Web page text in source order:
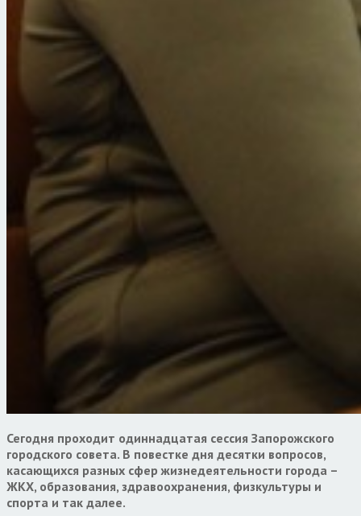
Сегодня проходит одиннадцатая сессия Запорожского
городского совета. В повестке дня десятки вопросов,
касающихся разных сфер жизнедеятельности города –
ЖКХ, образования, здравоохранения, физкультуры и
спорта и так далее.